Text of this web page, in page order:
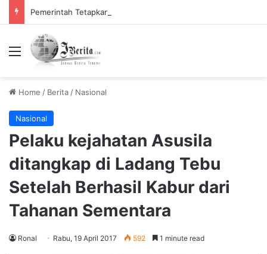
Menu
Home / Berita / Nasional
Nasional
Pelaku kejahatan Asusila
ditangkap di Ladang Tebu
Setelah Berhasil Kabur dari
Tahanan Sementara
Ronal Rabu, 19 April 2017 592 1 minute read